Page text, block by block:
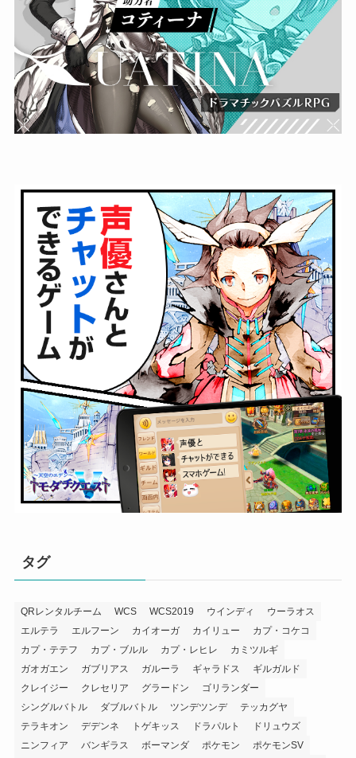
タグ
QRレンタルチーム WCS WCS2019 ウインディ
ウーラオス
エルテラ
エルフーン カイオーガ カイリュー
カプ・コケコ
カプ・テテフ
カプ・ブルル カプ・レヒレ
カミツルギ
ガオガエン
ガブリアス ガルーラ ギャラドス
ギルガルド
クレイジー
クレセリア グラードン
ゴリランダー
シングルバトル
ダブルバトル ツンデツンデ
テッカグヤ
テラキオン
デデンネ トゲキッス ドラパルト
ドリュウズ
ニンフィア
バンギラス ボーマンダ ポケモン
ポケモンSV